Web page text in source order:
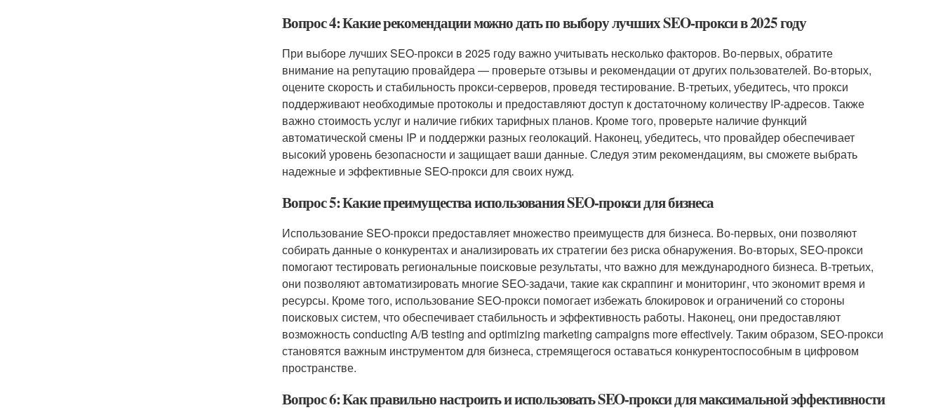
Вопрос 4: Какие рекомендации можно дать по выбору лучших SEO-прокси в 2025 году
При выборе лучших SEO-прокси в 2025 году важно учитывать несколько факторов. Во-первых, обратите
внимание на репутацию провайдера — проверьте отзывы и рекомендации от других пользователей. Во-вторых,
оцените скорость и стабильность прокси-серверов, проведя тестирование. В-третьих, убедитесь, что прокси
поддерживают необходимые протоколы и предоставляют доступ к достаточному количеству IP-адресов. Также
важно стоимость услуг и наличие гибких тарифных планов. Кроме того, проверьте наличие функций
автоматической смены IP и поддержки разных геолокаций. Наконец, убедитесь, что провайдер обеспечивает
высокий уровень безопасности и защищает ваши данные. Следуя этим рекомендациям, вы сможете выбрать
надежные и эффективные SEO-прокси для своих нужд.
Вопрос 5: Какие преимущества использования SEO-прокси для бизнеса
Использование SEO-прокси предоставляет множество преимуществ для бизнеса. Во-первых, они позволяют
собирать данные о конкурентах и анализировать их стратегии без риска обнаружения. Во-вторых, SEO-прокси
помогают тестировать региональные поисковые результаты, что важно для международного бизнеса. В-третьих,
они позволяют автоматизировать многие SEO-задачи, такие как скраппинг и мониторинг, что экономит время и
ресурсы. Кроме того, использование SEO-прокси помогает избежать блокировок и ограничений со стороны
поисковых систем, что обеспечивает стабильность и эффективность работы. Наконец, они предоставляют
возможность conducting A/B testing and optimizing marketing campaigns more effectively. Таким образом, SEO-прокси
становятся важным инструментом для бизнеса, стремящегося оставаться конкурентоспособным в цифровом
пространстве.
Вопрос 6: Как правильно настроить и использовать SEO-прокси для максимальной эффективности